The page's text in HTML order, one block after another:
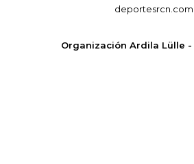
deportesrcn.com
Organización Ardila Lülle -